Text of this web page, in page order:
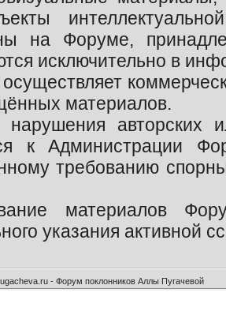
на Форуме,
исключительно в
материалов.
авторских
к Администрации
требованию
материалов
указания активной
- Форум поклонников Аллы Пугачевой